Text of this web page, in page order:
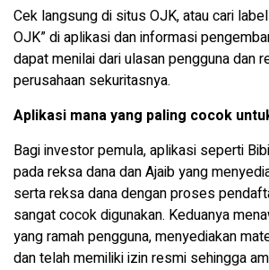
Cek langsung di situs OJK, atau cari
OJK” di aplikasi dan informasi
dapat menilai dari ulasan pengguna dan
perusahaan sekuritasnya.
Aplikasi mana yang paling cocok
Bagi investor pemula, aplikasi seperti
pada reksa dana dan Ajaib yang
serta reksa dana dengan proses
sangat cocok digunakan. Keduanya
yang ramah pengguna, menyediakan
dan telah memiliki izin resmi sehingga